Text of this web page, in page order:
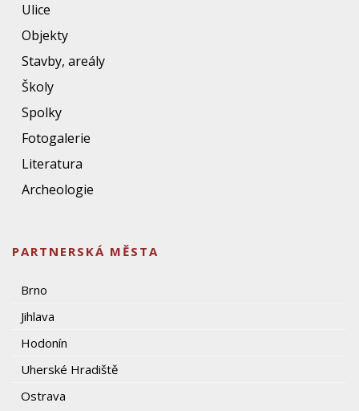
Ulice
Objekty
Stavby, areály
Školy
Spolky
Fotogalerie
Literatura
Archeologie
PARTNERSKÁ MĚSTA
Brno
Jihlava
Hodonín
Uherské Hradiště
Ostrava